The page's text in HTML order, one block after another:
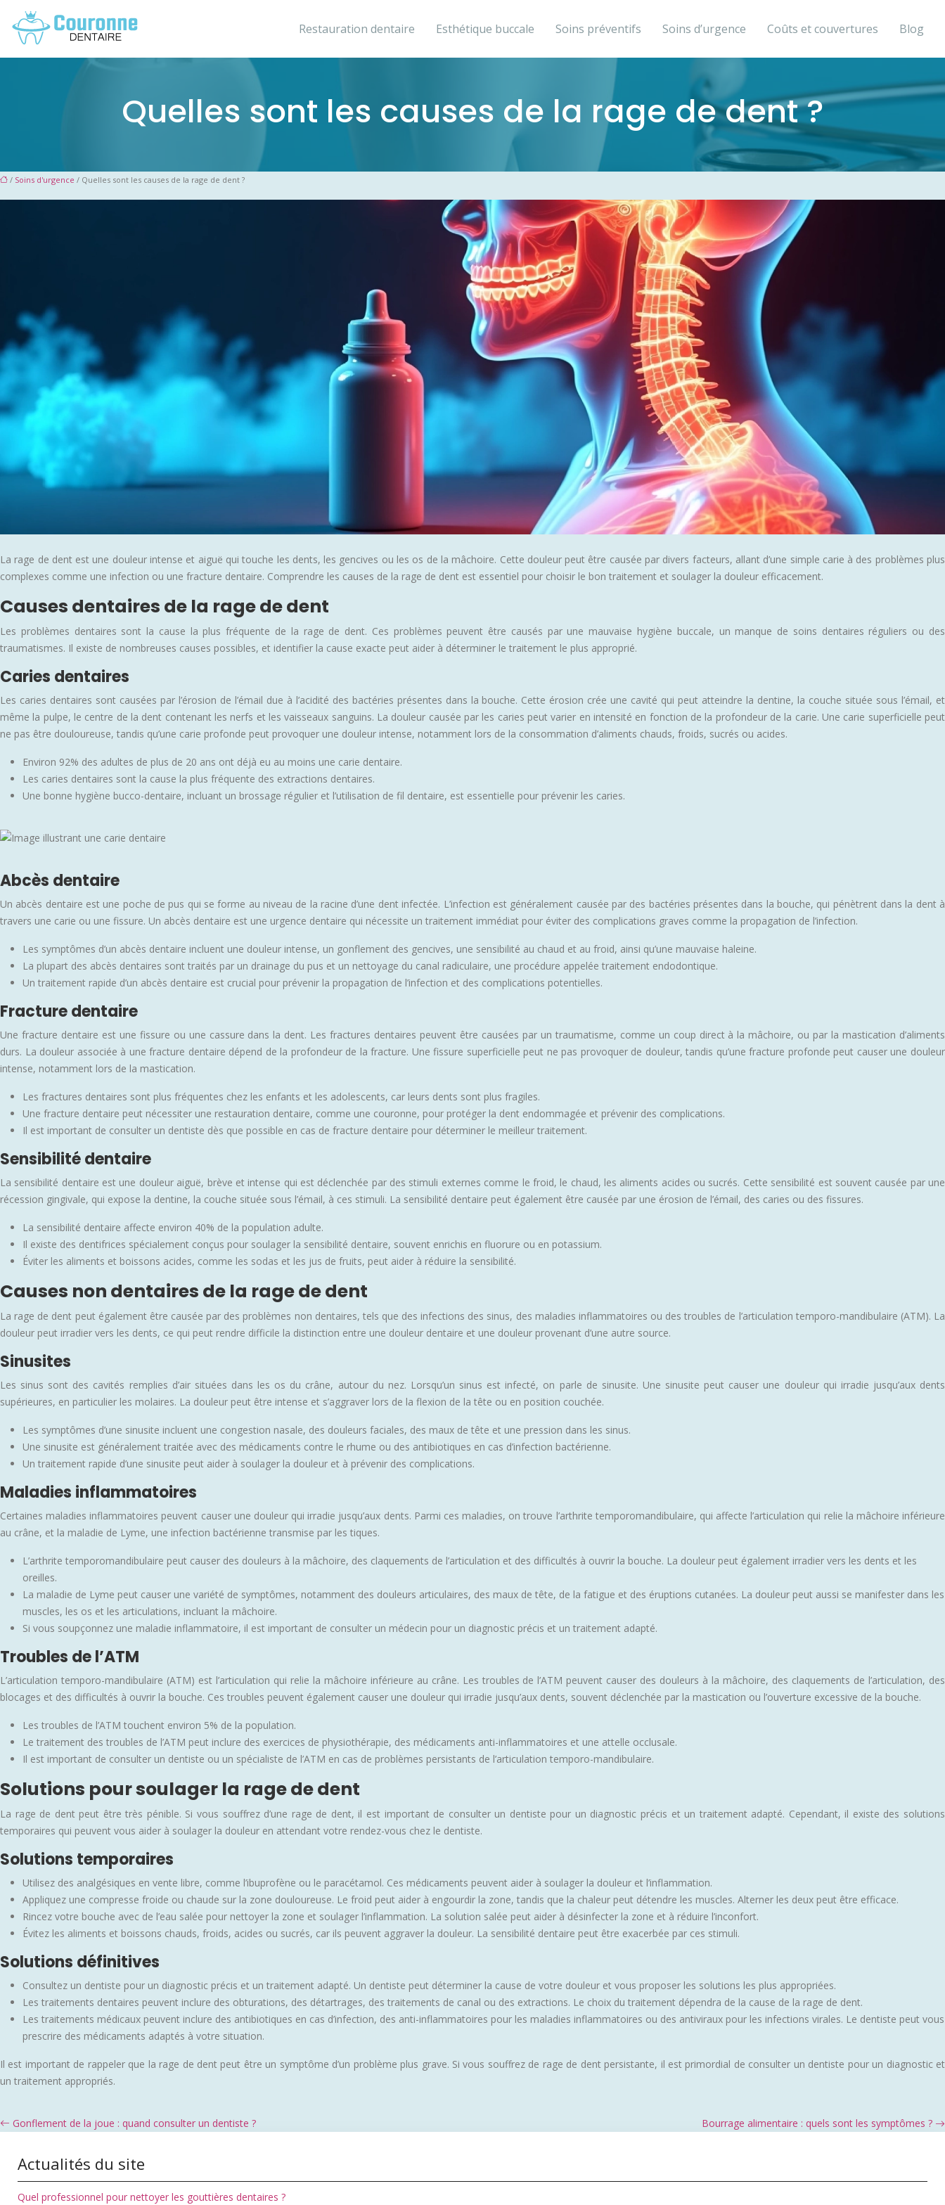
Restauration dentaire Esthétique buccale Soins préventifs Soins d’urgence Coûts et couvertures Blog
Quelles sont les causes de la rage de dent ?
/ Soins d'urgence / Quelles sont les causes de la rage de dent ?
La rage de dent est une douleur intense et aiguë qui touche les dents, les gencives ou les os de la mâchoire. Cette douleur peut être causée par divers facteurs, allant d’une simple carie à des problèmes plus
complexes comme une infection ou une fracture dentaire. Comprendre les causes de la rage de dent est essentiel pour choisir le bon traitement et soulager la douleur efficacement.
Causes dentaires de la rage de dent
Les problèmes dentaires sont la cause la plus fréquente de la rage de dent. Ces problèmes peuvent être causés par une mauvaise hygiène buccale, un manque de soins dentaires réguliers ou des
traumatismes. Il existe de nombreuses causes possibles, et identifier la cause exacte peut aider à déterminer le traitement le plus approprié.
Caries dentaires
Les caries dentaires sont causées par l’érosion de l’émail due à l’acidité des bactéries présentes dans la bouche. Cette érosion crée une cavité qui peut atteindre la dentine, la couche située sous l’émail, et
même la pulpe, le centre de la dent contenant les nerfs et les vaisseaux sanguins. La douleur causée par les caries peut varier en intensité en fonction de la profondeur de la carie. Une carie superficielle peut
ne pas être douloureuse, tandis qu’une carie profonde peut provoquer une douleur intense, notamment lors de la consommation d’aliments chauds, froids, sucrés ou acides.
Environ 92% des adultes de plus de 20 ans ont déjà eu au moins une carie dentaire.
Les caries dentaires sont la cause la plus fréquente des extractions dentaires.
Une bonne hygiène bucco-dentaire, incluant un brossage régulier et l’utilisation de fil dentaire, est essentielle pour prévenir les caries.
Abcès dentaire
Un abcès dentaire est une poche de pus qui se forme au niveau de la racine d’une dent infectée. L’infection est généralement causée par des bactéries présentes dans la bouche, qui pénètrent dans la dent à
travers une carie ou une fissure. Un abcès dentaire est une urgence dentaire qui nécessite un traitement immédiat pour éviter des complications graves comme la propagation de l’infection.
Les symptômes d’un abcès dentaire incluent une douleur intense, un gonflement des gencives, une sensibilité au chaud et au froid, ainsi qu’une mauvaise haleine.
La plupart des abcès dentaires sont traités par un drainage du pus et un nettoyage du canal radiculaire, une procédure appelée traitement endodontique.
Un traitement rapide d’un abcès dentaire est crucial pour prévenir la propagation de l’infection et des complications potentielles.
Fracture dentaire
Une fracture dentaire est une fissure ou une cassure dans la dent. Les fractures dentaires peuvent être causées par un traumatisme, comme un coup direct à la mâchoire, ou par la mastication d’aliments
durs. La douleur associée à une fracture dentaire dépend de la profondeur de la fracture. Une fissure superficielle peut ne pas provoquer de douleur, tandis qu’une fracture profonde peut causer une douleur
intense, notamment lors de la mastication.
Les fractures dentaires sont plus fréquentes chez les enfants et les adolescents, car leurs dents sont plus fragiles.
Une fracture dentaire peut nécessiter une restauration dentaire, comme une couronne, pour protéger la dent endommagée et prévenir des complications.
Il est important de consulter un dentiste dès que possible en cas de fracture dentaire pour déterminer le meilleur traitement.
Sensibilité dentaire
La sensibilité dentaire est une douleur aiguë, brève et intense qui est déclenchée par des stimuli externes comme le froid, le chaud, les aliments acides ou sucrés. Cette sensibilité est souvent causée par une
récession gingivale, qui expose la dentine, la couche située sous l’émail, à ces stimuli. La sensibilité dentaire peut également être causée par une érosion de l’émail, des caries ou des fissures.
La sensibilité dentaire affecte environ 40% de la population adulte.
Il existe des dentifrices spécialement conçus pour soulager la sensibilité dentaire, souvent enrichis en fluorure ou en potassium.
Éviter les aliments et boissons acides, comme les sodas et les jus de fruits, peut aider à réduire la sensibilité.
Causes non dentaires de la rage de dent
La rage de dent peut également être causée par des problèmes non dentaires, tels que des infections des sinus, des maladies inflammatoires ou des troubles de l’articulation temporo-mandibulaire (ATM). La
douleur peut irradier vers les dents, ce qui peut rendre difficile la distinction entre une douleur dentaire et une douleur provenant d’une autre source.
Sinusites
Les sinus sont des cavités remplies d’air situées dans les os du crâne, autour du nez. Lorsqu’un sinus est infecté, on parle de sinusite. Une sinusite peut causer une douleur qui irradie jusqu’aux dents
supérieures, en particulier les molaires. La douleur peut être intense et s’aggraver lors de la flexion de la tête ou en position couchée.
Les symptômes d’une sinusite incluent une congestion nasale, des douleurs faciales, des maux de tête et une pression dans les sinus.
Une sinusite est généralement traitée avec des médicaments contre le rhume ou des antibiotiques en cas d’infection bactérienne.
Un traitement rapide d’une sinusite peut aider à soulager la douleur et à prévenir des complications.
Maladies inflammatoires
Certaines maladies inflammatoires peuvent causer une douleur qui irradie jusqu’aux dents. Parmi ces maladies, on trouve l’arthrite temporomandibulaire, qui affecte l’articulation qui relie la mâchoire inférieure
au crâne, et la maladie de Lyme, une infection bactérienne transmise par les tiques.
L’arthrite temporomandibulaire peut causer des douleurs à la mâchoire, des claquements de l’articulation et des difficultés à ouvrir la bouche. La douleur peut également irradier vers les dents et les
oreilles.
La maladie de Lyme peut causer une variété de symptômes, notamment des douleurs articulaires, des maux de tête, de la fatigue et des éruptions cutanées. La douleur peut aussi se manifester dans les
muscles, les os et les articulations, incluant la mâchoire.
Si vous soupçonnez une maladie inflammatoire, il est important de consulter un médecin pour un diagnostic précis et un traitement adapté.
Troubles de l’ATM
L’articulation temporo-mandibulaire (ATM) est l’articulation qui relie la mâchoire inférieure au crâne. Les troubles de l’ATM peuvent causer des douleurs à la mâchoire, des claquements de l’articulation, des
blocages et des difficultés à ouvrir la bouche. Ces troubles peuvent également causer une douleur qui irradie jusqu’aux dents, souvent déclenchée par la mastication ou l’ouverture excessive de la bouche.
Les troubles de l’ATM touchent environ 5% de la population.
Le traitement des troubles de l’ATM peut inclure des exercices de physiothérapie, des médicaments anti-inflammatoires et une attelle occlusale.
Il est important de consulter un dentiste ou un spécialiste de l’ATM en cas de problèmes persistants de l’articulation temporo-mandibulaire.
Solutions pour soulager la rage de dent
La rage de dent peut être très pénible. Si vous souffrez d’une rage de dent, il est important de consulter un dentiste pour un diagnostic précis et un traitement adapté. Cependant, il existe des solutions
temporaires qui peuvent vous aider à soulager la douleur en attendant votre rendez-vous chez le dentiste.
Solutions temporaires
Utilisez des analgésiques en vente libre, comme l’ibuprofène ou le paracétamol. Ces médicaments peuvent aider à soulager la douleur et l’inflammation.
Appliquez une compresse froide ou chaude sur la zone douloureuse. Le froid peut aider à engourdir la zone, tandis que la chaleur peut détendre les muscles. Alterner les deux peut être efficace.
Rincez votre bouche avec de l’eau salée pour nettoyer la zone et soulager l’inflammation. La solution salée peut aider à désinfecter la zone et à réduire l’inconfort.
Évitez les aliments et boissons chauds, froids, acides ou sucrés, car ils peuvent aggraver la douleur. La sensibilité dentaire peut être exacerbée par ces stimuli.
Solutions définitives
Consultez un dentiste pour un diagnostic précis et un traitement adapté. Un dentiste peut déterminer la cause de votre douleur et vous proposer les solutions les plus appropriées.
Les traitements dentaires peuvent inclure des obturations, des détartrages, des traitements de canal ou des extractions. Le choix du traitement dépendra de la cause de la rage de dent.
Les traitements médicaux peuvent inclure des antibiotiques en cas d’infection, des anti-inflammatoires pour les maladies inflammatoires ou des antiviraux pour les infections virales. Le dentiste peut vous
prescrire des médicaments adaptés à votre situation.
Il est important de rappeler que la rage de dent peut être un symptôme d’un problème plus grave. Si vous souffrez de rage de dent persistante, il est primordial de consulter un dentiste pour un diagnostic et
un traitement appropriés.
Gonflement de la joue : quand consulter un dentiste ? Bourrage alimentaire : quels sont les symptômes ?
Actualités du site
Quel professionnel pour nettoyer les gouttières dentaires ?